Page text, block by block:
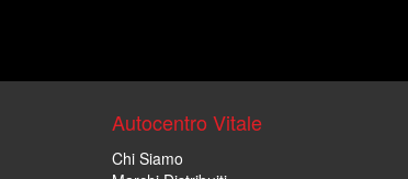
Autocentro Vitale
Chi Siamo